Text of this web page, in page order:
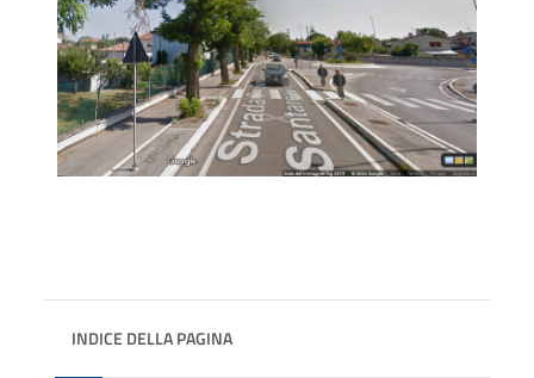
INDICE DELLA PAGINA